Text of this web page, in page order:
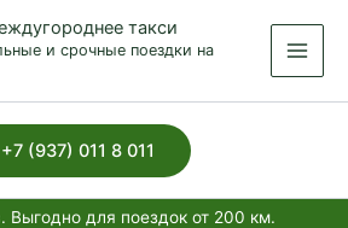
такси
и срочные поездки на
+7 (937) 011 8 011
Выгодно для поездок от 200 км.